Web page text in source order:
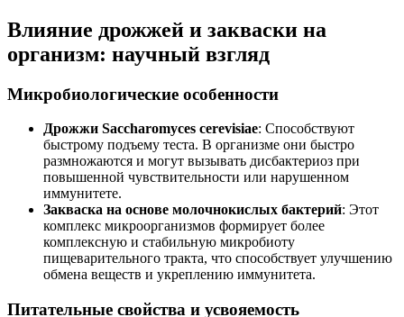
Влияние дрожжей и закваски на
организм: научный взгляд
Микробиологические особенности
Дрожжи Saccharomyces cerevisiae: Способствуют
быстрому подъему теста. В организме они быстро
размножаются и могут вызывать дисбактериоз при
повышенной чувствительности или нарушенном
иммунитете.
Закваска на основе молочнокислых бактерий: Этот
комплекс микроорганизмов формирует более
комплексную и стабильную микробиоту
пищеварительного тракта, что способствует улучшению
обмена веществ и укреплению иммунитета.
Питательные свойства и усвояемость